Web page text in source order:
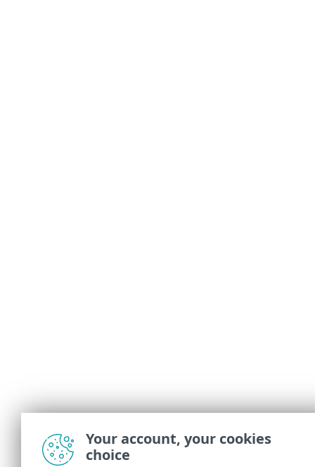
Your account, your cookies
choice